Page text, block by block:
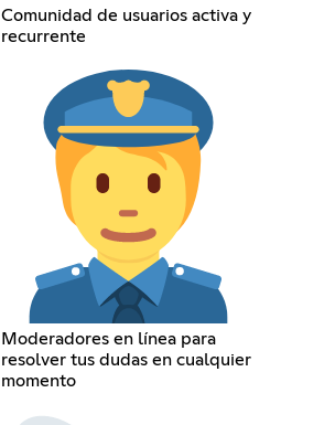
Comunidad de usuarios activa y
recurrente
Moderadores en línea para
resolver tus dudas en cualquier
momento